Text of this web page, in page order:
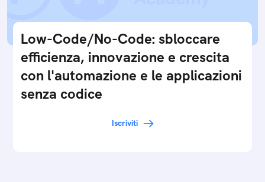
Low-Code/No-Code: sbloccare
efficienza, innovazione e crescita
con l'automazione e le applicazioni
senza codice
Iscriviti